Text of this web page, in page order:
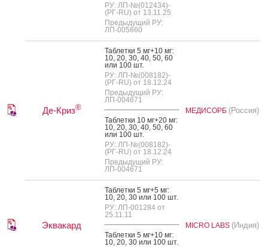
РУ: ЛП-№(012434)-
(РГ-RU) от 13.11.25
Предыдущий РУ:
ЛП-005860
Де-Криз®
Таб­летки 5 мг+10 мг:
10, 20, 30, 40, 50, 60
или 100 шт.
РУ: ЛП-№(008182)-
(РГ-RU) от 18.12.24
Предыдущий РУ:
ЛП-004671
Таб­летки 10 мг+20 мг:
10, 20, 30, 40, 50, 60
или 100 шт.
РУ: ЛП-№(008182)-
(РГ-RU) от 18.12.24
Предыдущий РУ:
ЛП-004671
МЕДИСОРБ (Россия)
Эквакард
Таб­летки 5 мг+5 мг:
10, 20, 30 или 100 шт.
РУ: ЛП-001284 от
25.11.11
Таб­летки 5 мг+10 мг:
10, 20, 30 или 100 шт.
MICRO LABS (Индия)